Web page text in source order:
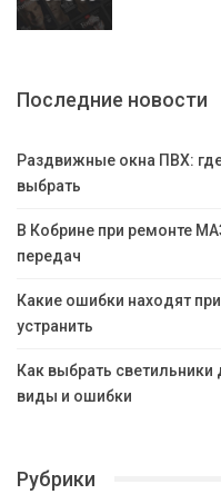
Последние новости
Раздвижные окна ПВХ:
выбрать
В Кобрине при ремонте
передач
Какие ошибки находят
устранить
Как выбрать
виды и ошибки
Рубрики